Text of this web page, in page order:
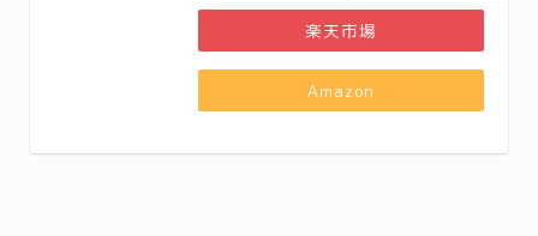
楽天市場
Amazon